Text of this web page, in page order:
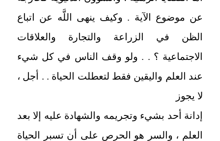
عن موضوع الآية . وكيف ينهى اللَّه عن اتباع
الظن في الزراعة والتجارة والعلاقات
الاجتماعية ؟ . . ولو وقف الناس في كل شيء
عند العلم واليقين فقط لتعطلت الحياة . . أجل ،
لا يجوز
إدانة أحد بشيء وتجريمه والشهادة عليه إلا بعد
العلم ، والسر هو الحرص على أن تسبر الحياة